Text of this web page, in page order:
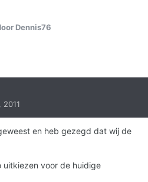
Dennis76
2011
en heb gezegd dat wij de
uitkiezen voor de huidige